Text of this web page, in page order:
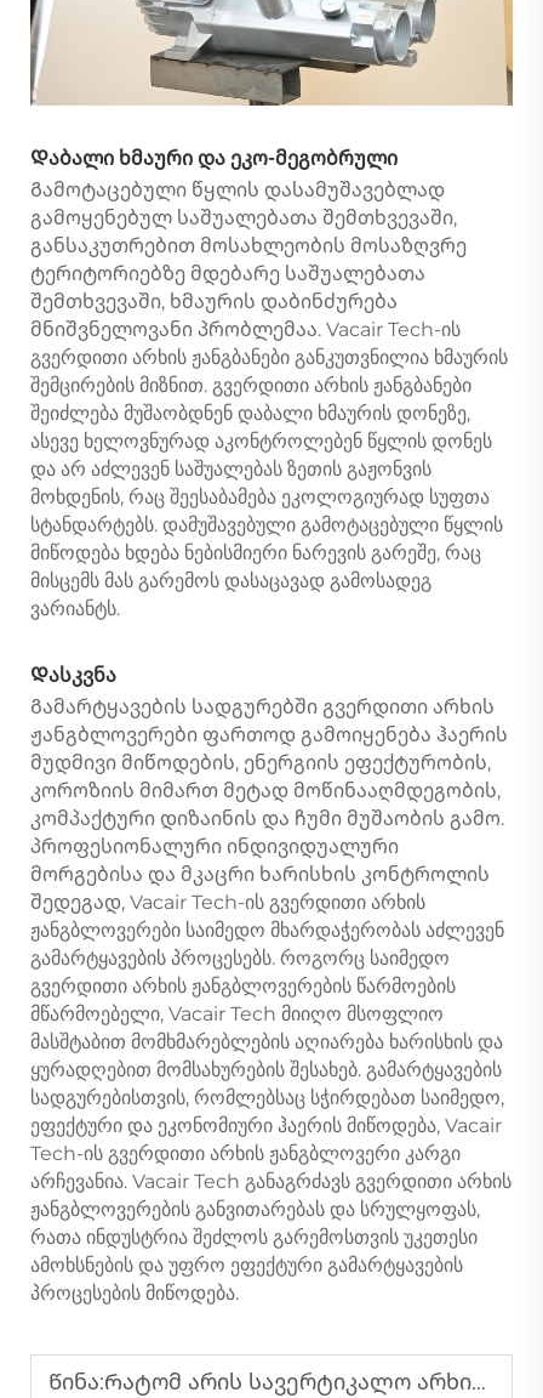
Დაბალი ხმაური და ეკო-მეგობრული
Გამოტაცებული წყლის დასამუშავებლად
გამოყენებულ საშუალებათა შემთხვევაში,
განსაკუთრებით მოსახლეობის მოსაზღვრე
ტერიტორიებზე მდებარე საშუალებათა
შემთხვევაში, ხმაურის დაბინძურება
მნიშვნელოვანი პრობლემაა. Vacair Tech-ის
გვერდითი არხის ჟანგბანები განკუთვნილია ხმაურის
შემცირების მიზნით. გვერდითი არხის ჟანგბანები
შეიძლება მუშაობდნენ დაბალი ხმაურის დონეზე,
ასევე ხელოვნურად აკონტროლებენ წყლის დონეს
და არ აძლევენ საშუალებას ზეთის გაჟონვის
მოხდენის, რაც შეესაბამება ეკოლოგიურად სუფთა
სტანდარტებს. დამუშავებული გამოტაცებული წყლის
მიწოდება ხდება ნებისმიერი ნარევის გარეშე, რაც
მისცემს მას გარემოს დასაცავად გამოსადეგ
ვარიანტს.
Დასკვნა
Გამარტყავების სადგურებში გვერდითი არხის
ჟანგბლოვერები ფართოდ გამოიყენება ჰაერის
მუდმივი მიწოდების, ენერგიის ეფექტურობის,
კოროზიის მიმართ მეტად მოწინააღმდეგობის,
კომპაქტური დიზაინის და ჩუმი მუშაობის გამო.
პროფესიონალური ინდივიდუალური
მორგებისა და მკაცრი ხარისხის კონტროლის
შედეგად, Vacair Tech-ის გვერდითი არხის
ჟანგბლოვერები საიმედო მხარდაჭერობას აძლევენ
გამარტყავების პროცესებს. როგორც საიმედო
გვერდითი არხის ჟანგბლოვერების წარმოების
მწარმოებელი, Vacair Tech მიიღო მსოფლიო
მასშტაბით მომხმარებლების აღიარება ხარისხის და
ყურადღებით მომსახურების შესახებ. გამარტყავების
სადგურებისთვის, რომლებსაც სჭირდებათ საიმედო,
ეფექტური და ეკონომიური ჰაერის მიწოდება, Vacair
Tech-ის გვერდითი არხის ჟანგბლოვერი კარგი
არჩევანია. Vacair Tech განაგრძავს გვერდითი არხის
ჟანგბლოვერების განვითარებას და სრულყოფას,
რათა ინდუსტრია შეძლოს გარემოსთვის უკეთესი
ამოხსნების და უფრო ეფექტური გამარტყავების
პროცესების მიწოდება.
Წინა:Რატომ არის სავერტიკალო არხის ჰაერგამარტებელები მდგრადები მტვერსა და ნარჩენებზე ხის დამუშავების ქარხნებში?